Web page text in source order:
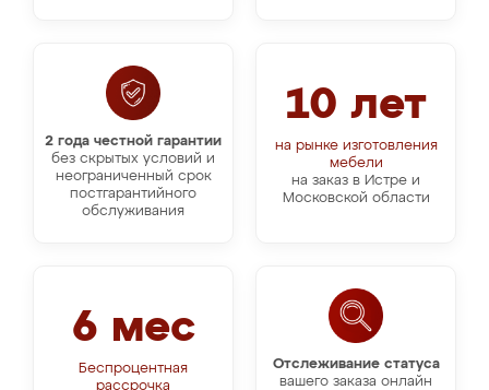
10 лет
на рынке изготовления
мебели
на заказ в Истре и
Московской области
2 года честной гарантии
без скрытых условий и
неограниченный срок
постгарантийного
обслуживания
Отслеживание статуса
вашего заказа онлайн
6 мес
Беспроцентная
рассрочка